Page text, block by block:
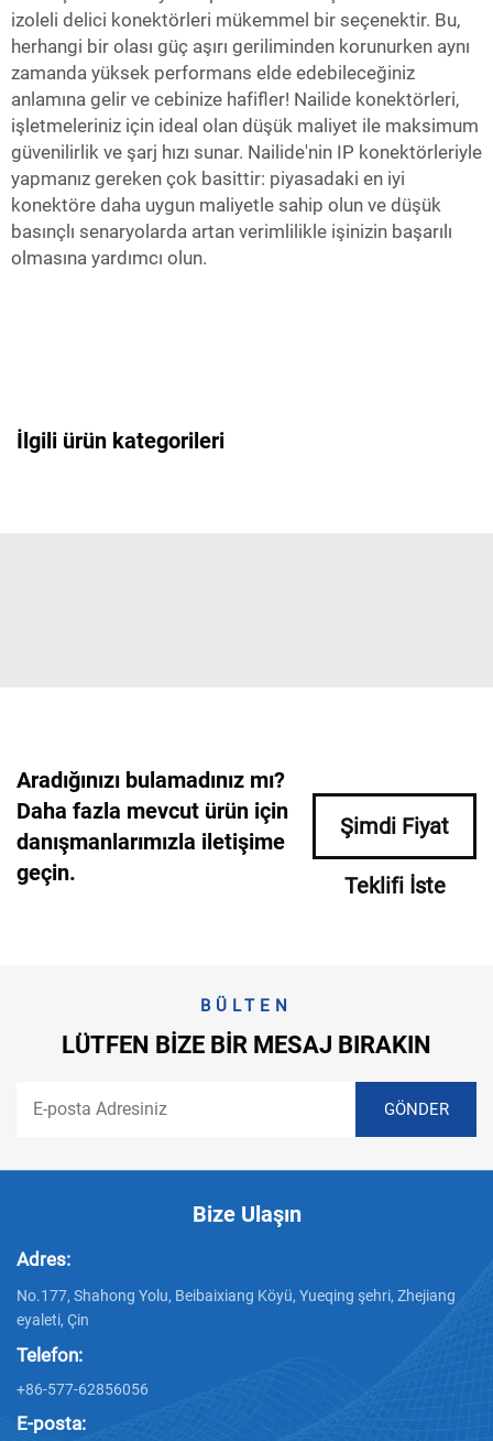
izoleli delici konektörleri mükemmel bir seçenektir. Bu,
herhangi bir olası güç aşırı geriliminden korunurken aynı
zamanda yüksek performans elde edebileceğiniz
anlamına gelir ve cebinize hafifler! Nailide konektörleri,
işletmeleriniz için ideal olan düşük maliyet ile maksimum
güvenilirlik ve şarj hızı sunar. Nailide'nin IP konektörleriyle
yapmanız gereken çok basittir: piyasadaki en iyi
konektöre daha uygun maliyetle sahip olun ve düşük
basınçlı senaryolarda artan verimlilikle işinizin başarılı
olmasına yardımcı olun.
İlgili ürün kategorileri
Aradığınızı bulamadınız mı?
Daha fazla mevcut ürün için
danışmanlarımızla iletişime
geçin.
Şimdi Fiyat
Teklifi İste
BÜLTEN
LÜTFEN BIZE BIR MESAJ BIRAKIN
Bize Ulaşın
Adres:
No.177, Shahong Yolu, Beibaixiang Köyü, Yueqing şehri, Zhejiang
eyaleti, Çin
Telefon:
+86-577-62856056
E-posta: